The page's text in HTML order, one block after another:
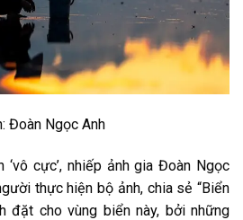
Đoàn Ngọc Anh
cực’, nhiếp ảnh gia Đoàn Ngọc
thực hiện bộ ảnh, chia sẻ “Biển
đặt cho vùng biển này, bởi những